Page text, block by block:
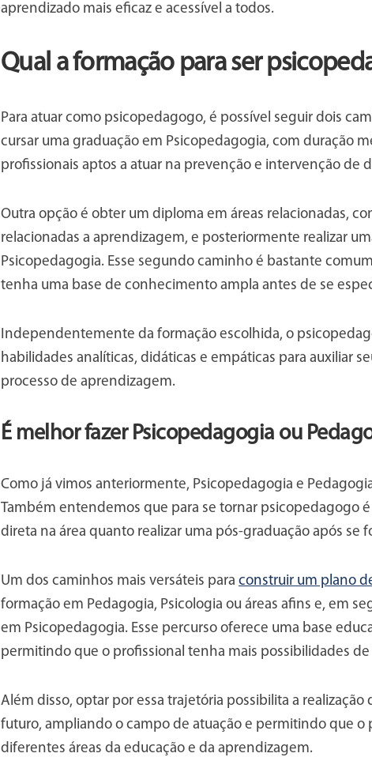
aprendizado mais eficaz e acessível a todos.
Qual a formação para ser
Para atuar como psicopedagogo, é possível seguir dois
cursar uma graduação em Psicopedagogia, com duração
profissionais aptos a atuar na prevenção e intervenção de
Outra opção é obter um diploma em áreas relacionadas,
relacionadas a aprendizagem, e posteriormente realizar
Psicopedagogia. Esse segundo caminho é bastante
tenha uma base de conhecimento ampla antes de se
Independentemente da formação escolhida, o
habilidades analíticas, didáticas e empáticas para auxiliar
processo de aprendizagem.
É melhor fazer Psicopedagogia ou
Como já vimos anteriormente, Psicopedagogia e
Também entendemos que para se tornar psicopedagogo
direta na área quanto realizar uma pós-graduação após se
Um dos caminhos mais versáteis para construir um plano
formação em Pedagogia, Psicologia ou áreas afins e, em
em Psicopedagogia. Esse percurso oferece uma base
permitindo que o profissional tenha mais possibilidades de
Além disso, optar por essa trajetória possibilita a realização
futuro, ampliando o campo de atuação e permitindo que o
diferentes áreas da educação e da aprendizagem.